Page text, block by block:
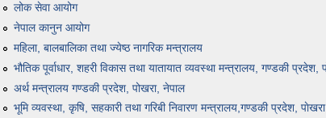
लोक सेवा आयोग
नेपाल कानुन आयोग
महिला, बालबालिका तथा ज्येष्ठ नागरिक मन्त्रालय
भौतिक पूर्वाधार, शहरी विकास तथा यातायात व्यवस्था मन्त्रालय, गण्डकी प्रदेश,
अर्थ मन्त्रालय गण्डकी प्रदेश, पोखरा, नेपाल
भूमि व्यवस्था, कृषि, सहकारी तथा गरिबी निवारण मन्त्रालय,गण्डकी प्रदेश,